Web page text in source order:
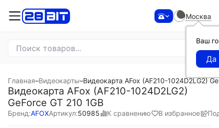
Москва
Ваш
Главная–Видеокарты–Видеокарта AFox (AF210-1024D2LG2)
Видеокарта AFox (AF210-1024D2LG2)
GeForce GT 210 1GB
Бренд:AFOXАртикул:50985 К сравнению В избранное